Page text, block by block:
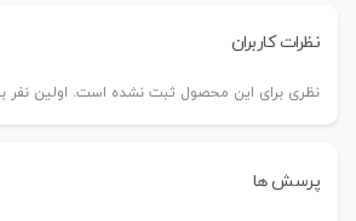
نظرات کاربران
نظری برای این محصول ثبت نشده است. اولین نفر
پرسش ها